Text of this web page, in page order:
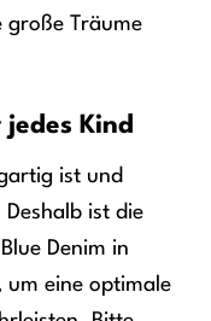
große Träume
Kind
ist und
ist die
Denim in
um eine optimale